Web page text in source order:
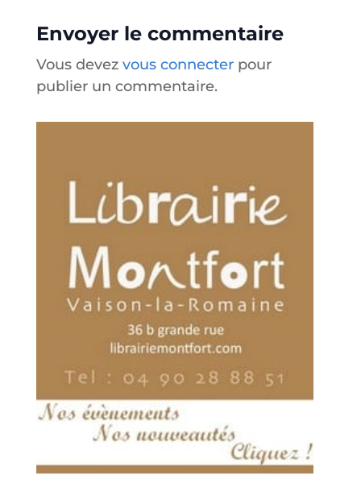
Envoyer le commentaire
Vous devez vous connecterpour
publier un commentaire.